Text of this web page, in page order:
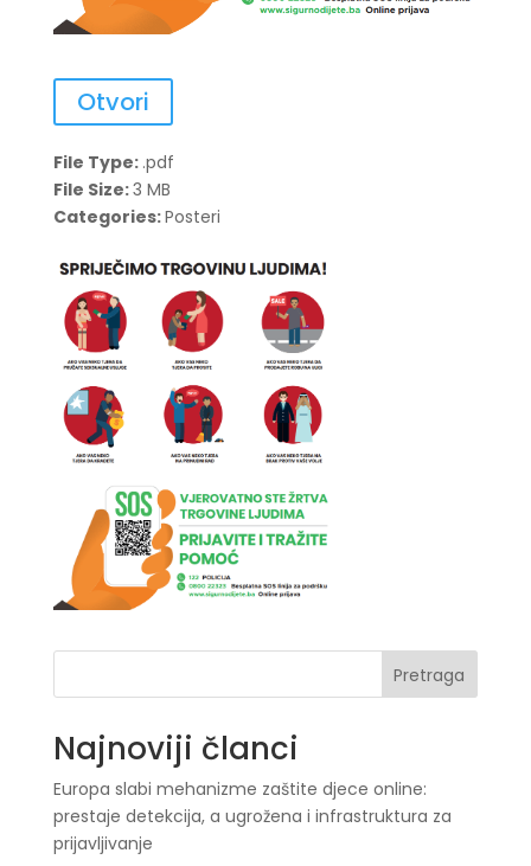
Otvori
File Type: .pdf
File Size:3 MB
Categories:Posteri
Pretraga
Najnoviji članci
Europa slabi mehanizme zaštite djece online:
prestaje detekcija, a ugrožena i infrastruktura za
prijavljivanje